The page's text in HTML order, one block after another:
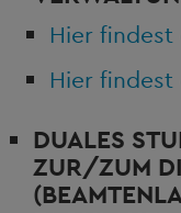
Hier findest
Hier
DUALES
ZUR/ZUM